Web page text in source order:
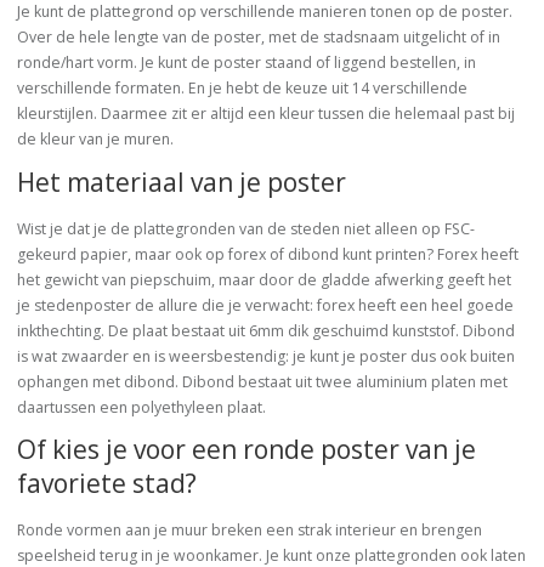
Je kunt de plattegrond op verschillende manieren tonen op de poster.
Over de hele lengte van de poster, met de stadsnaam uitgelicht of in
ronde/hart vorm. Je kunt de poster staand of liggend bestellen, in
verschillende formaten. En je hebt de keuze uit 14 verschillende
kleurstijlen. Daarmee zit er altijd een kleur tussen die helemaal past bij
de kleur van je muren.
Het materiaal van je poster
Wist je dat je de plattegronden van de steden niet alleen op FSC-
gekeurd papier, maar ook op forex of dibond kunt printen? Forex heeft
het gewicht van piepschuim, maar door de gladde afwerking geeft het
je stedenposter de allure die je verwacht: forex heeft een heel goede
inkthechting. De plaat bestaat uit 6mm dik geschuimd kunststof. Dibond
is wat zwaarder en is weersbestendig: je kunt je poster dus ook buiten
ophangen met dibond. Dibond bestaat uit twee aluminium platen met
daartussen een polyethyleen plaat.
Of kies je voor een ronde poster van je
favoriete stad?
Ronde vormen aan je muur breken een strak interieur en brengen
speelsheid terug in je woonkamer. Je kunt onze plattegronden ook laten